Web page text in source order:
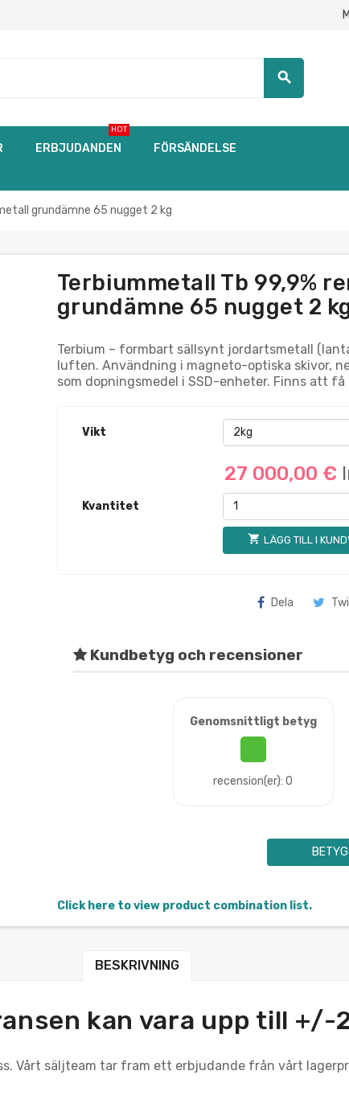
search
ERBJUDANDEN
HOT
FÖRSÄNDELSE
grundämne 65 nugget 2 kg
Terbiummetall Tb 99,9%
grundämne 65 nugget 2
Terbium – formbart sällsynt jordartsmetall
luften. Användning i magneto-optiska skivor,
som dopningsmedel i SSD-enheter. Finns att få
Vikt
27 000,00 €
Kvantitet
shopping_cart LÄGG TILL I
Dela
Kundbetyg och recensioner
Genomsnittligt betyg
recension(er): 0
Click here to view product combination list.
BESKRIVNING
kan vara upp till +/-
Vårt säljteam tar fram ett erbjudande från vårt